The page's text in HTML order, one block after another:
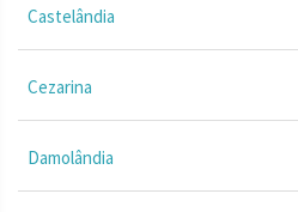
Castelândia
Cezarina
Damolândia